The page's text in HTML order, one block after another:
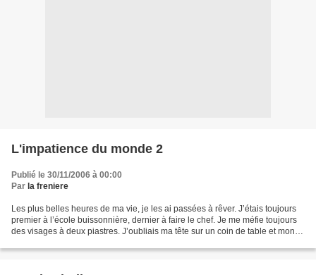
L'impatience du monde 2
Publié le 30/11/2006 à 00:00
Par la freniere
Les plus belles heures de ma vie, je les ai passées à rêver. J’étais toujours
premier à l’école buissonnière, dernier à faire le chef. Je me méfie toujours
des visages à deux piastres. J’oubliais ma tête sur un coin de table et mon